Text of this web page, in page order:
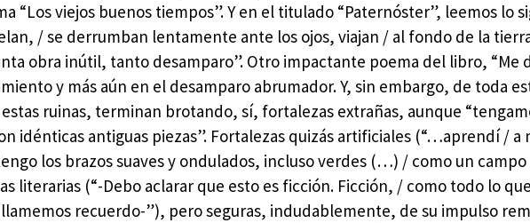
“Los viejos buenos tiempos”. Y en el titulado “Paternóster”, leemos lo
/ se derrumban lentamente ante los ojos, viajan / al fondo de la
obra inútil, tanto desamparo”. Otro impactante poema del libro, “Me
y más aún en el desamparo abrumador. Y, sin embargo, de toda
ruinas, terminan brotando, sí, fortalezas extrañas, aunque
idénticas antiguas piezas”. Fortalezas quizás artificiales (“…aprendí / a
los brazos suaves y ondulados, incluso verdes (…) / como un
literarias (“-Debo aclarar que esto es ficción. Ficción, / como todo lo
recuerdo-”), pero seguras, indudablemente, de su impulso